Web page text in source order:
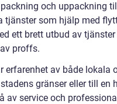
och uppackning
tjänster som hjälp med
ett brett utbud av tjänster
proffs.
av både lokala
gränser eller till en
av service och